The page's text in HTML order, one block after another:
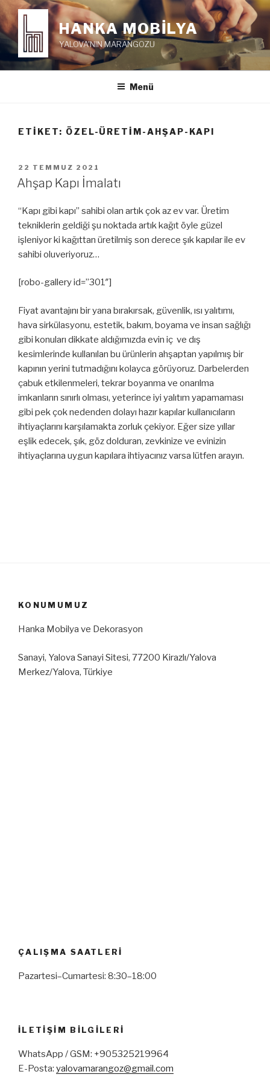
İçeriğe
geç
HANKA MOBİLYA
YALOVA'NIN MARANGOZU
Menü
ETIKET: ÖZEL-ÜRETIM-AHŞAP-KAPI
YAYIM
TARIHI
22 TEMMUZ 2021
Ahşap Kapı İmalatı
“Kapı gibi kapı” sahibi olan artık çok az ev var. Üretim
tekniklerin geldiği şu noktada artık kağıt öyle güzel
işleniyor ki kağıttan üretilmiş son derece şık kapılar ile ev
sahibi oluveriyoruz…
[robo-gallery id=”301″]
Fiyat avantajını bir yana bırakırsak, güvenlik, ısı yalıtımı,
hava sirkülasyonu, estetik, bakım, boyama ve insan sağlığı
gibi konuları dikkate aldığımızda evin iç ve dış
kesimlerinde kullanılan bu ürünlerin ahşaptan yapılmış bir
kapının yerini tutmadığını kolayca görüyoruz. Darbelerden
çabuk etkilenmeleri, tekrar boyanma ve onarılma
imkanların sınırlı olması, yeterince iyi yalıtım yapamaması
gibi pek çok nedenden dolayı hazır kapılar kullanıcıların
ihtiyaçlarını karşılamakta zorluk çekiyor. Eğer size yıllar
eşlik edecek, şık, göz dolduran, zevkinize ve evinizin
ihtiyaçlarına uygun kapılara ihtiyacınız varsa lütfen arayın.
KONUMUMUZ
Hanka Mobilya ve Dekorasyon
Sanayi, Yalova Sanayi Sitesi, 77200 Kirazlı/Yalova
Merkez/Yalova, Türkiye
ÇALIŞMA SAATLERI
Pazartesi–Cumartesi: 8:30–18:00
İLETIŞIM BILGILERI
WhatsApp / GSM: +905325219964
E-Posta: yalovamarangoz@gmail.com